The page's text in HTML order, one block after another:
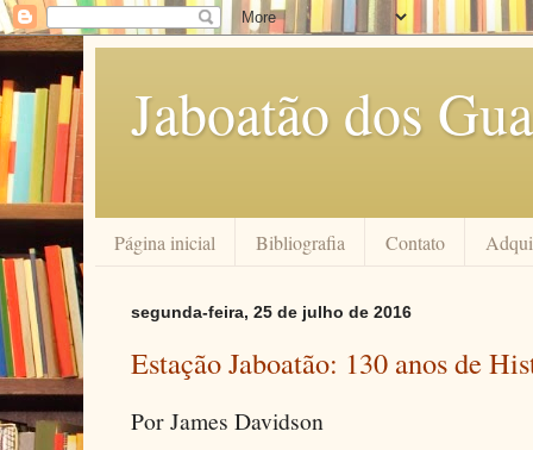
Jaboatão dos
Página inicial Bibliografia Contato
segunda-feira, 25 de julho de 2016
Estação Jaboatão: 130 anos de
Por James Davidson